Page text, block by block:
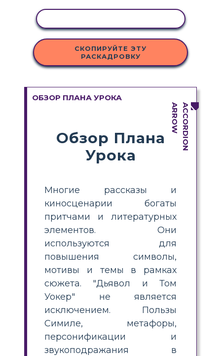
СКОПИРУЙТЕ ЭТУ
РАСКАДРОВКУ
ОБЗОР ПЛАНА УРОКА
Обзор Плана
Урока
Многие рассказы и
киносценарии богаты
притчами и литературных
элементов. Они
используются для
повышения символы,
мотивы и темы в рамках
сюжета. "Дьявол и Том
Уокер" не является
исключением. Пользы
Симиле, метафоры,
персонификации и
звукоподражания в